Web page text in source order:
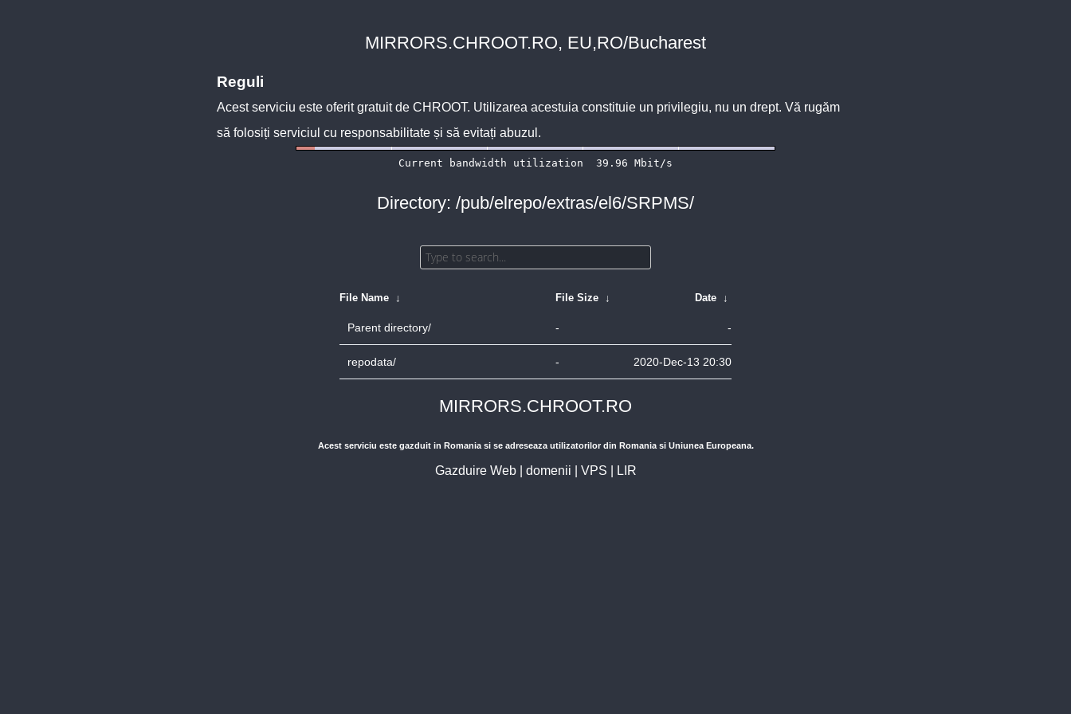
MIRRORS.CHROOT.RO, EU,RO/Bucharest
Reguli
Acest serviciu este oferit gratuit de CHROOT. Utilizarea acestuia constituie un privilegiu, nu un drept. Vă rugăm
să folosiți serviciul cu responsabilitate și să evitați abuzul.
Directory: /pub/elrepo/extras/el6/SRPMS/
File Name ↓ File Size ↓ Date ↓
Parent directory/ - -
repodata/ - 2020-Dec-13 20:30
MIRRORS.CHROOT.RO
Acest serviciu este gazduit in Romania si se adreseaza utilizatorilor din Romania si Uniunea Europeana.
Gazduire Web| domenii VPS LIR